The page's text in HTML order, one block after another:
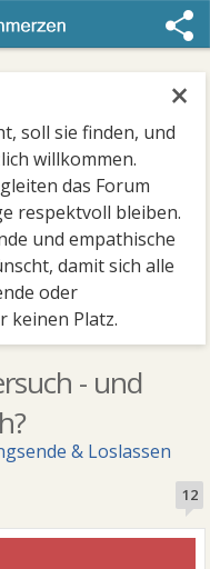
×
soll sie finden, und
willkommen.
das Forum
respektvoll bleiben.
und empathische
damit sich alle
oder
keinen Platz.
- und
& Loslassen
12